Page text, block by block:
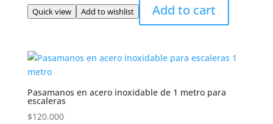
Quick view Add to wishlist Add to cart
Pasamanos en acero inoxidable de 1 metro para
escaleras
$120.000